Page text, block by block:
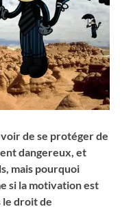
de se protéger de
dangereux, et
mais pourquoi
si la motivation est
le droit de